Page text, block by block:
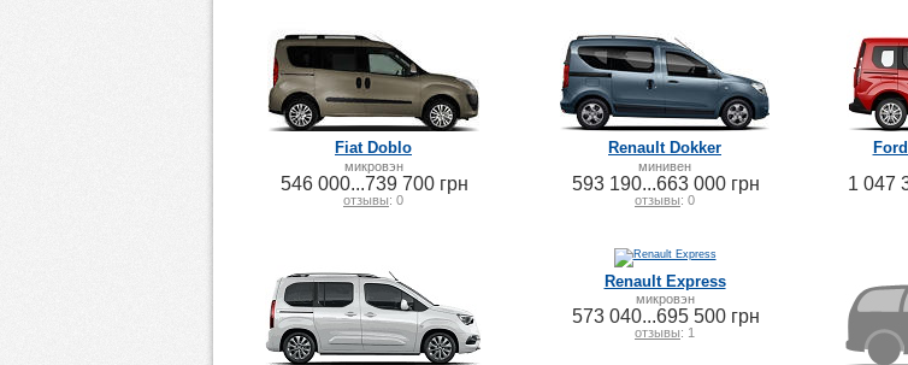
Fiat Doblo
микровэн
546 000...739 700 грн
отзывы: 0
Renault Dokker
минивен
593 190...663 000 грн
отзывы: 0
1 047
Renault Express
микровэн
573 040...695 500 грн
отзывы: 1